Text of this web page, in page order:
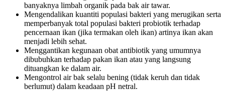
banyaknya limbah organik pada bak air tawar.
Mengendalikan kuantiti populasi bakteri yang merugikan serta
memperbanyak total populasi bakteri probiotik terhadap
pencernaan ikan (jika termakan oleh ikan) artinya ikan akan
menjadi lebih sehat.
Menggantikan kegunaan obat antibiotik yang umumnya
dibubuhkan terhadap pakan ikan atau yang langsung
dituangkan ke dalam air.
Mengontrol air bak selalu bening (tidak keruh dan tidak
berlumut) dalam keadaan pH netral.